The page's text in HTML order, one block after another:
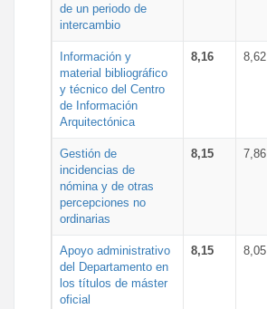
de un periodo de
intercambio
Información y
material bibliográfico
y técnico del Centro
de Información
Arquitectónica
8,16 8,62
Gestión de
incidencias de
nómina y de otras
percepciones no
ordinarias
8,15 7,86
Apoyo administrativo
del Departamento en
los títulos de máster
oficial
8,15 8,05